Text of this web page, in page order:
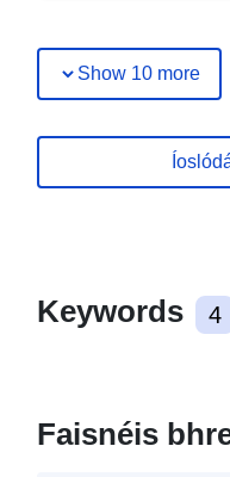
Show 10 more
Keywords 4
Faisnéis